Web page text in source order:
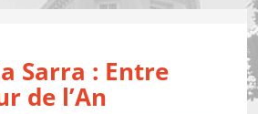
Sarra : Entre
de l’An